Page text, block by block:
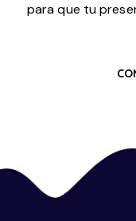
para que tu